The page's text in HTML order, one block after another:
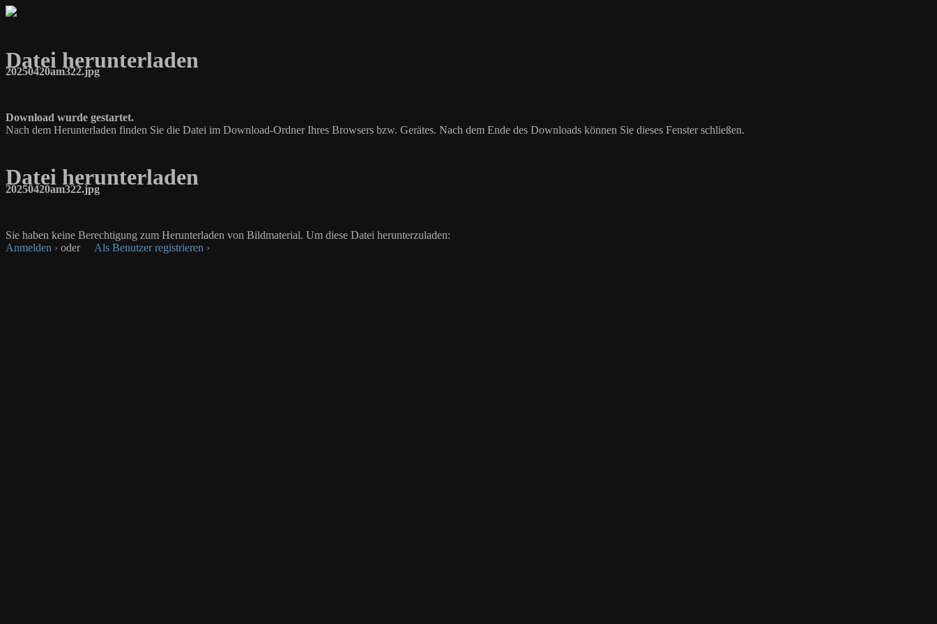
Datei herunterladen
20250420am322.jpg
Download wurde gestartet.
Nach dem Herunterladen finden Sie die Datei im Download-Ordner Ihres Browsers bzw. Gerätes. Nach dem Ende des Downloads können Sie dieses Fenster schließen.
Datei herunterladen
20250420am322.jpg
Sie haben keine Berechtigung zum Herunterladen von Bildmaterial. Um diese Datei herunterzuladen:
Anmelden › oder Als Benutzer registrieren ›